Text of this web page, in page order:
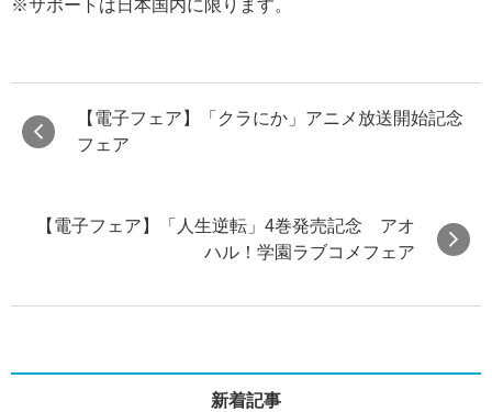
※サポートは日本国内に限ります。
【電子フェア】「クラにか」アニメ放送開始記念
フェア
【電子フェア】「人生逆転」4巻発売記念 アオ
ハル！学園ラブコメフェア
新着記事